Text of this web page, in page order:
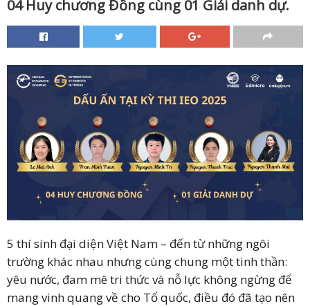
04 Huy chương Đồng cùng 01 Giải danh dự.
5 thí sinh đại diện Việt Nam – đến từ những ngôi
trường khác nhau nhưng cùng chung một tinh thần:
yêu nước, đam mê tri thức và nỗ lực không ngừng để
mang vinh quang về cho Tổ quốc, điều đó đã tạo nên